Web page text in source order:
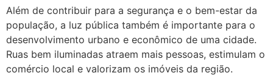
Além de contribuir para a segurança e o bem-estar da
população, a luz pública também é importante para o
desenvolvimento urbano e econômico de uma cidade.
Ruas bem iluminadas atraem mais pessoas, estimulam o
comércio local e valorizam os imóveis da região.